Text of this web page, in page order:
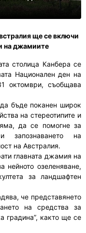
ще се включи
на джамиите
столица Канбера се
Национален ден на
октомври, съобщава
бъде поканен широк
на стереотипите и
да се помогне за
запознаването на
на Австралия.
главната джамия на
нейното озеленяване,
за ландшафтен
че представянето
на средства за
градина”, както ще се